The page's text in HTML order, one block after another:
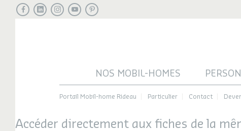
Facebook
LinkedInInstagram
YoutubePinterest
NOS MOBIL-HOMES
Portail Mobil-home Rideau Particulier Contact
Accéder directement aux fiches de la